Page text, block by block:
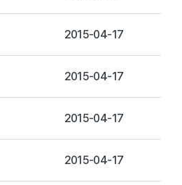
2015-04-17
2015-04-17
2015-04-17
2015-04-17